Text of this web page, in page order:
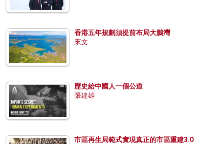
香港五年規劃須提前布局大鵬灣
來文
歷史給中國人一個公道
張建雄
市區再生局範式實現真正的市區重建3.0